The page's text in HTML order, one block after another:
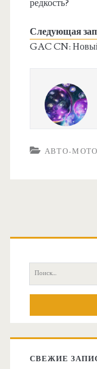
редкость?
Следующая
GAC CN: Новый
АВТО-
О
П
о
:
СВЕЖИЕ